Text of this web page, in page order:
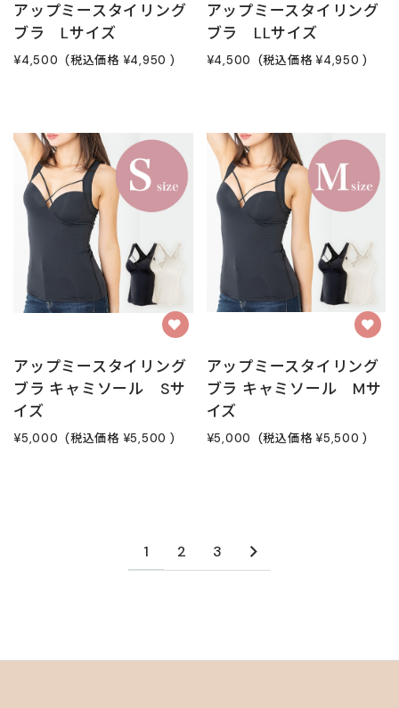
アップミースタイリング
ブラ Lサイズ
¥4,500 (税込価格 ¥4,950 )
アップミースタイリング
ブラ LLサイズ
¥4,500 (税込価格 ¥4,950 )
アップミースタイリング
ブラ キャミソール Sサ
イズ
¥5,000 (税込価格 ¥5,500 )
アップミースタイリング
ブラ キャミソール Mサ
イズ
¥5,000 (税込価格 ¥5,500 )
1 2 3